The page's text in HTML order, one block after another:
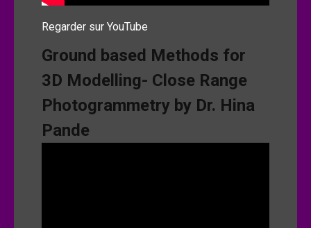
Regarder sur YouTube
Ground based Methods for
3D Modelling- Close Range
Photogrammetry by Dr. Hina
Pande